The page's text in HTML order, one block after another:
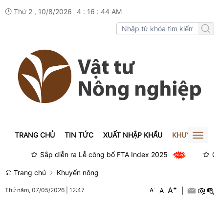
Thứ 2 , 10/8/2026 4 : 16 : 44 AM
TRANG CHỦ TIN TỨC XUẤT NHẬP KHẨU KHUYẾNToggle
Sắp diễn ra Lễ công bố FTA Index 2025
Giá
Trang chủ Khuyến nông
Thứ năm, 07/05/2026 12:47 A- A A+